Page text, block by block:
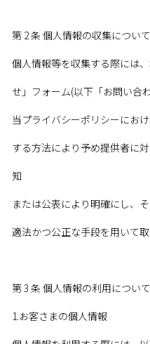
第 2 条 個人情報の収集について
個人情報等を収集する際には
せ」フォーム(以下「お問い合
当プライバシーポリシーにお
する方法により予め提供者に
知
または公表により明確にし、
適法かつ公正な手段を用いて取
第 3 条 個人情報の利用について
1.お客さまの個人情報